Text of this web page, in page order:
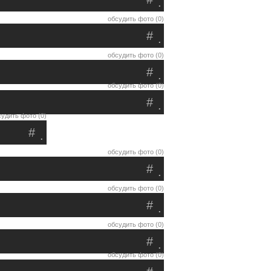
обсудить фото (0)
.
#
обсудить фото (0)
.
#
обсудить фото (0)
.
#
фото (0)
.
#
обсудить фото (0)
.
#
обсудить фото (0)
.
#
обсудить фото (0)
.
#
обсудить фото (0)